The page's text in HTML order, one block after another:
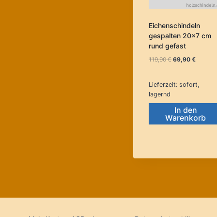
Eichenschindeln
gespalten 20×7 cm
rund gefast
119,90€ Ursprünglicher
119,90 €
69,90 €Aktueller
69,90 €.
Lieferzeit: sofort,
lagernd
In den
Warenkorb